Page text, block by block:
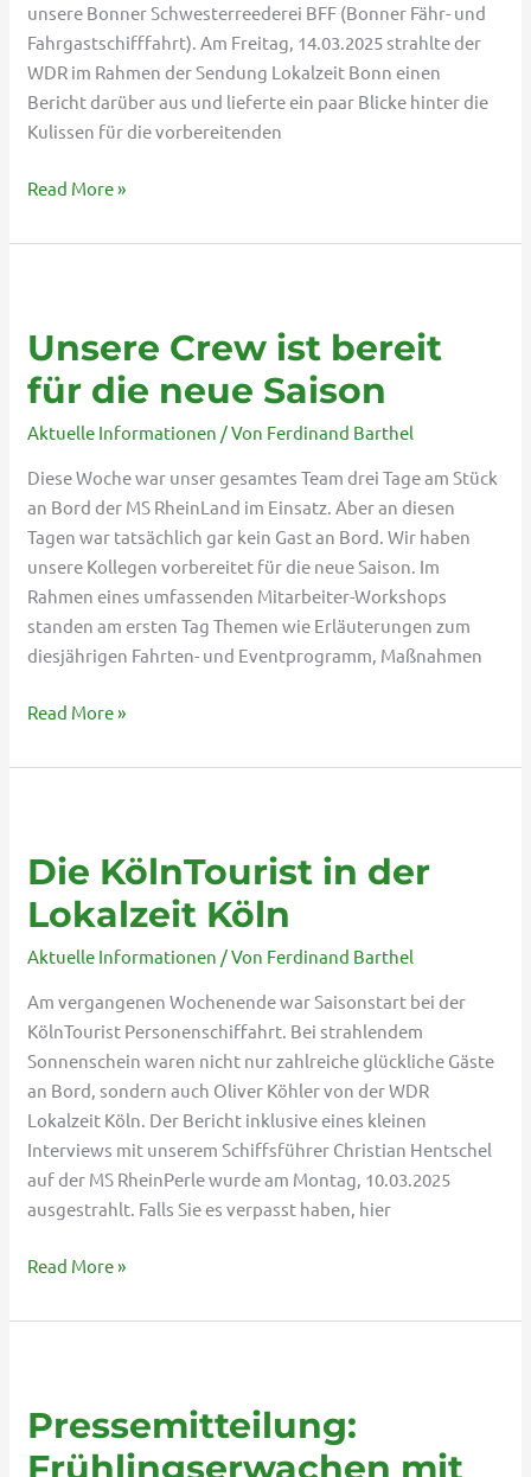
unsere Bonner Schwesterreederei BFF (Bonner Fähr- und
Fahrgastschifffahrt). Am Freitag, 14.03.2025 strahlte der
WDR im Rahmen der Sendung Lokalzeit Bonn einen
Bericht darüber aus und lieferte ein paar Blicke hinter die
Kulissen für die vorbereitenden
Read More »
Unsere Crew ist bereit
für die neue Saison
Aktuelle Informationen / Von Ferdinand Barthel
Diese Woche war unser gesamtes Team drei Tage am Stück
an Bord der MS RheinLand im Einsatz. Aber an diesen
Tagen war tatsächlich gar kein Gast an Bord. Wir haben
unsere Kollegen vorbereitet für die neue Saison. Im
Rahmen eines umfassenden Mitarbeiter-Workshops
standen am ersten Tag Themen wie Erläuterungen zum
diesjährigen Fahrten- und Eventprogramm, Maßnahmen
bereit
für
die
Saison
Read More »
Die KölnTourist in der
Lokalzeit Köln
Aktuelle Informationen / Von Ferdinand Barthel
Am vergangenen Wochenende war Saisonstart bei der
KölnTourist Personenschiffahrt. Bei strahlendem
Sonnenschein waren nicht nur zahlreiche glückliche Gäste
an Bord, sondern auch Oliver Köhler von der WDR
Lokalzeit Köln. Der Bericht inklusive eines kleinen
Interviews mit unserem Schiffsführer Christian Hentschel
auf der MS RheinPerle wurde am Montag, 10.03.2025
ausgestrahlt. Falls Sie es verpasst haben, hier
in
der
Lokalzeit
Köln
Read More »
Pressemitteilung:
Frühlingserwachen mit
mit
Kulinarik